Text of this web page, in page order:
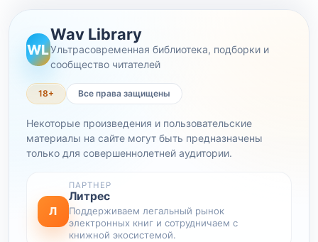
WL
Wav Library
Ультрасовременная библиотека, подборки и
сообщество читателей
18+ Все права защищены
Некоторые произведения и пользовательские
материалы на сайте могут быть предназначены
только для совершеннолетней аудитории.
Л
ПАРТНЕР
Литрес
Поддерживаем легальный рынок
электронных книг и сотрудничаем с
книжной экосистемой.